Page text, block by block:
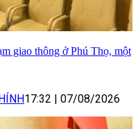
giao thông ở Phú Thọ, một
17:32 07/08/2026